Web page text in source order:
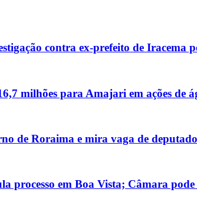
contra ex-prefeito de Iracema
milhões para Amajari em ações de
de Roraima e mira vaga de
processo em Boa Vista; Câmara